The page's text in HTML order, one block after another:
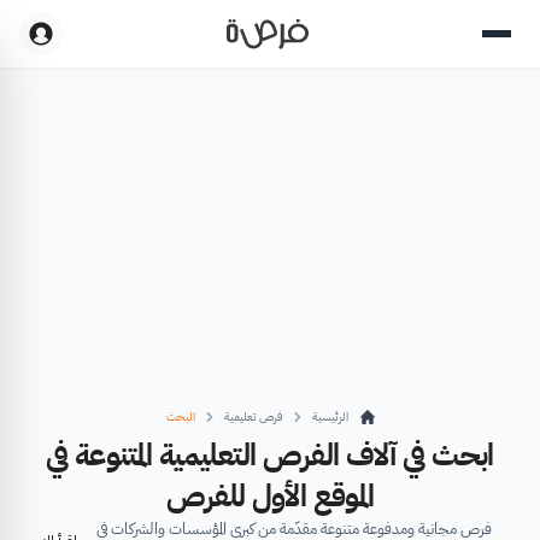
الرئيسية فرص تعليمية البحث
ابحث في آلاف الفرص التعليمية المتنوعة في
الموقع الأول للفرص
فرص مجانية ومدفوعة متنوعة مقدّمة من كبرى المؤسسات والشركات في